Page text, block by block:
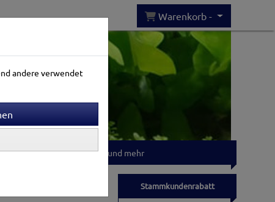
Warenkorb -
Gartenwelt T-shirts und mehr
Stammkundenrabatt
andere verwendet